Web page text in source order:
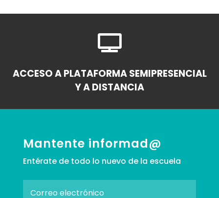

ACCESO A PLATAFORMA SEMIPRESENCIAL
Y A DISTANCIA
Mantente informad@
Entérate de todo lo nuevo de la escuela